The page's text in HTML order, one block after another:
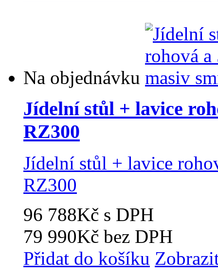
Na objednávku
Jídelní stůl + lavice
RZ300
Jídelní stůl + lavice
RZ300
96 788Kč s DPH
79 990Kč bez DPH
Přidat do košíku